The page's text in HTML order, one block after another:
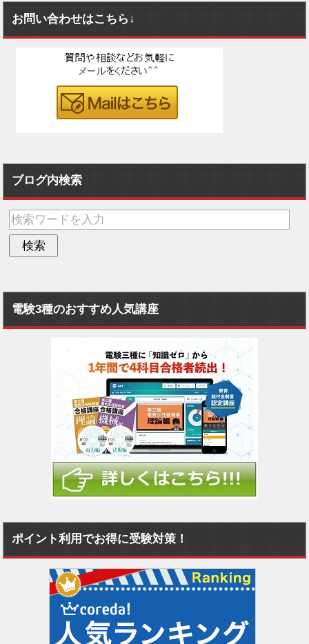
お問い合わせはこちら↓
ブログ内検索
電験3種のおすすめ人気講座
ポイント利用でお得に受験対策！